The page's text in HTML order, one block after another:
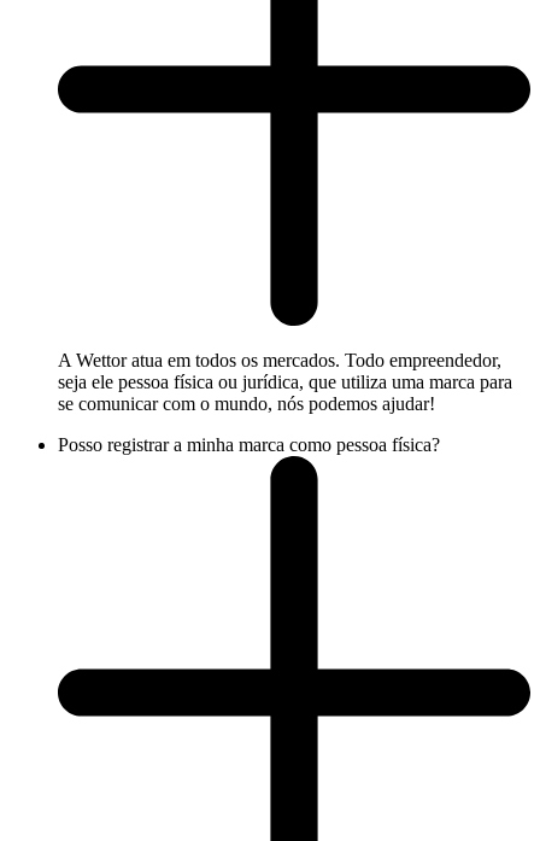
A Wettor atua em todos os mercados. Todo empreendedor,
seja ele pessoa física ou jurídica, que utiliza uma marca para
se comunicar com o mundo, nós podemos ajudar!
Posso registrar a minha marca como pessoa física?